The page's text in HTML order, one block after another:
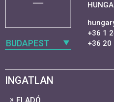
BUDAPEST
+36 1
+36 20
INGATLAN